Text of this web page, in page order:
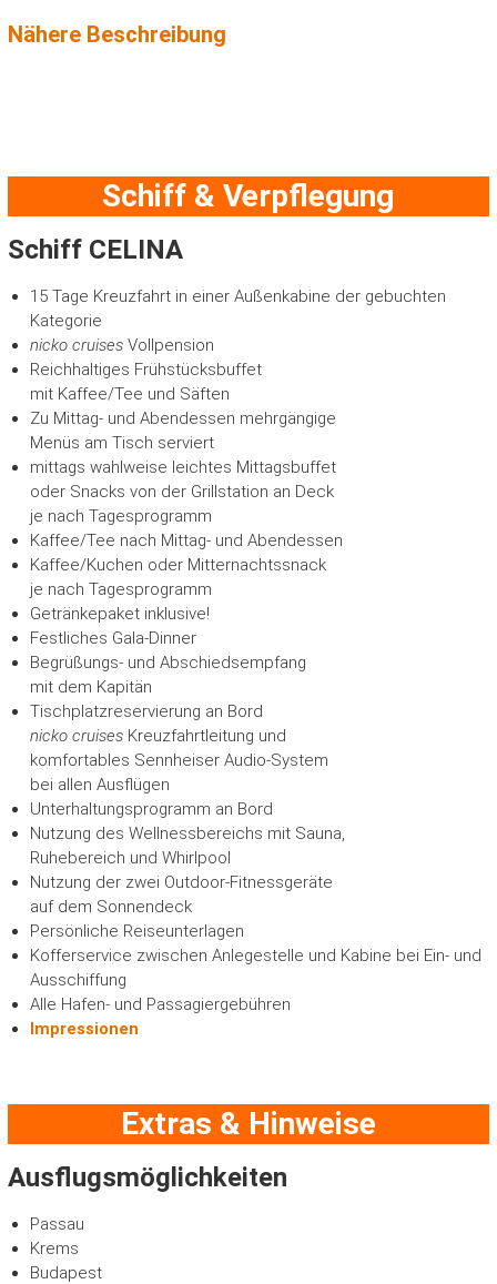
Nähere Beschreibung
Schiff & Verpflegung
Schiff CELINA
15 Tage Kreuzfahrt in einer Außenkabine der gebuchten
Kategorie
nicko cruises Vollpension
Reichhaltiges Frühstücksbuffet
mit Kaffee/Tee und Säften
Zu Mittag- und Abendessen mehrgängige
Menüs am Tisch serviert
mittags wahlweise leichtes Mittagsbuffet
oder Snacks von der Grillstation an Deck
je nach Tagesprogramm
Kaffee/Tee nach Mittag- und Abendessen
Kaffee/Kuchen oder Mitternachtssnack
je nach Tagesprogramm
Getränkepaket inklusive!
Festliches Gala-Dinner
Begrüßungs- und Abschiedsempfang
mit dem Kapitän
Tischplatzreservierung an Bord
nicko cruisesKreuzfahrtleitung und
komfortables Sennheiser Audio-System
bei allen Ausflügen
Unterhaltungsprogramm an Bord
Nutzung des Wellnessbereichs mit Sauna,
Ruhebereich und Whirlpool
Nutzung der zwei Outdoor-Fitnessgeräte
auf dem Sonnendeck
Persönliche Reiseunterlagen
Kofferservice zwischen Anlegestelle und Kabine bei Ein- und
Ausschiffung
Alle Hafen- und Passagiergebühren
Impressionen
Extras & Hinweise
Ausflugsmöglichkeiten
Passau
Krems
Budapest